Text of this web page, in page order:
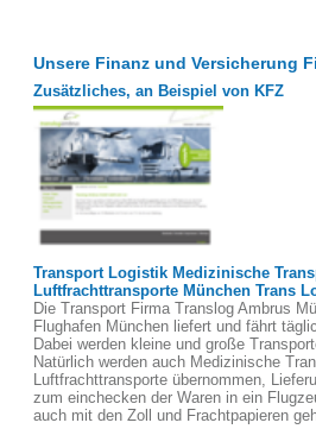
Unsere Finanz und Versicherung
Zusätzliches, an Beispiel von KFZ
Transport Logistik Medizinische
Luftfrachttransporte München Trans
Die Transport Firma Translog Ambrus
Flughafen München liefert und fährt
Dabei werden kleine und große
Natürlich werden auch Medizinische
Luftfrachttransporte übernommen,
zum einchecken der Waren in ein
auch mit den Zoll und Frachtpapieren